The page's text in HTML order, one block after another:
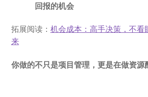
回报的机会
拓展阅读： 机会成本：高手决策，不看
来
你做的不只是项目管理，更是在做资源